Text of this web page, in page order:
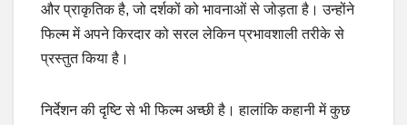
और प्राकृतिक है, जो दर्शकों को भावनाओं से जोड़ता है। उन्होंने
फिल्म में अपने किरदार को सरल लेकिन प्रभावशाली तरीके से
प्रस्तुत किया है।
निर्देशन की दृष्टि से भी फिल्म अच्छी है। हालांकि कहानी में कुछ